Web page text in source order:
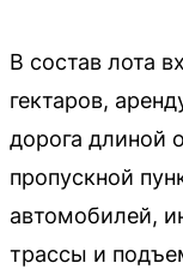
В состав лота
гектаров,
дорога длиной
пропускной
автомобилей,
трассы и